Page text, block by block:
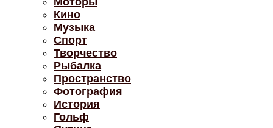
Кино
Музыка
Спорт
Творчество
Рыбалка
Пространство
Фотография
История
Гольф